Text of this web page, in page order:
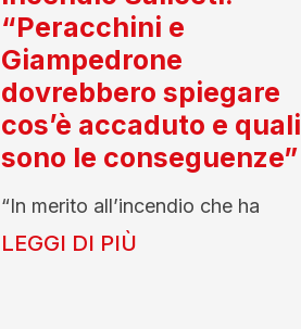
“Peracchini e
Giampedrone
dovrebbero spiegare
cos’è accaduto e quali
sono le conseguenze”
“In merito all’incendio che ha
LEGGI DI PIÙ